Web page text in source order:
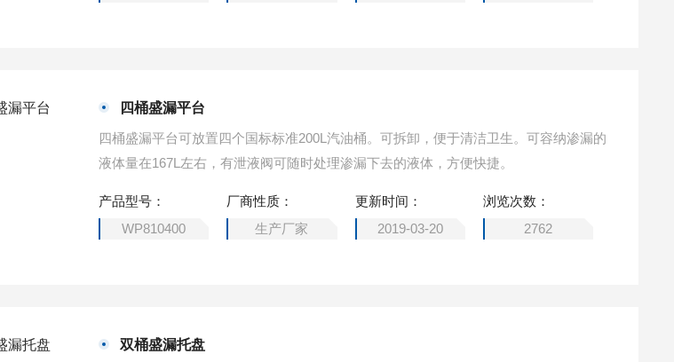
四桶盛漏平台
四桶盛漏平台可放置四个国标标准200L汽油桶。可拆卸，便于清洁卫生。可容纳渗漏的
液体量在167L左右，有泄液阀可随时处理渗漏下去的液体，方便快捷。
产品型号：
WP810400
厂商性质：
生产厂家
更新时间：
2019-03-20
浏览次数：
2762
双桶盛漏托盘